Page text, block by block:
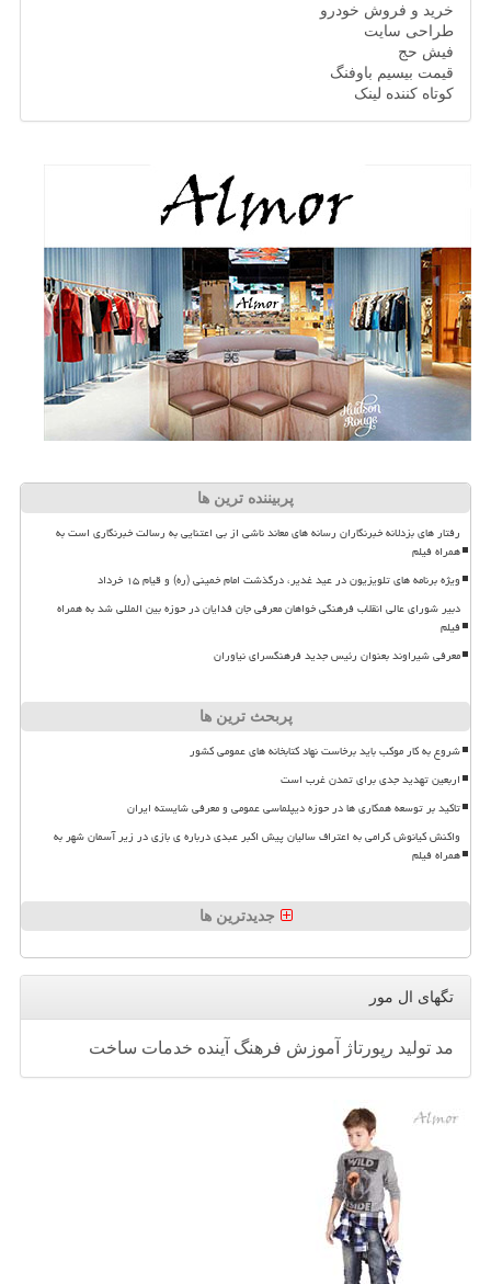
خرید و فروش خودرو
طراحی سایت
فیش حج
قیمت بیسیم باوفنگ
کوتاه کننده لینک
پربیننده ترین ها
رفتار های بزدلانه خبرنگاران رسانه های معاند ناشی از بی اعتنایی به رسالت خبرنگاری است به
همراه فیلم
ویژه برنامه های تلویزیون در عید غدیر، درگذشت امام خمینی (ره) و قیام ۱۵ خرداد
دبیر شورای عالی انقلاب فرهنگی خواهان معرفی جان فدایان در حوزه بین المللی شد به همراه
فیلم
معرفی شیراوند بعنوان رئیس جدید فرهنگسرای نیاوران
پربحث ترین ها
شروع به کار موکب باید برخاست نهاد کتابخانه های عمومی کشور
اربعین تهدید جدی برای تمدن غرب است
تاکید بر توسعه همکاری ها در حوزه دیپلماسی عمومی و معرفی شایسته ایران
واکنش کیانوش گرامی به اعتراف سالیان پیش اکبر عبدی درباره ی بازی در زیر آسمان شهر به
همراه فیلم
جدیدترین ها
تگهای ال مور
مد تولید رپورتاژ آموزش فرهنگ آینده خدمات ساخت